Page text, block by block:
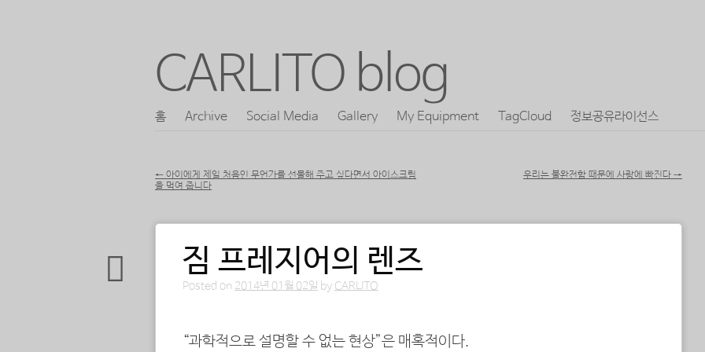
CARLITO blog
콘
로
홈 Archive Social Media Gallery My Equipment TagCloud 정보공유라이선스
← 아이에게 제일 처음인 무언가를 선물해 주고 싶다면서 아이스크림
을 먹여 줍니다
우리는 불완전함 때문에 사랑에 빠진다 →
짐 프레지어의 렌즈
Posted on 2014년 01월 02일 by CARLITO
“과학적으로 설명할 수 없는 현상”은 매혹적이다.